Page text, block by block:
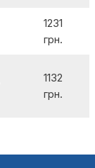
1231
грн.
1132
грн.